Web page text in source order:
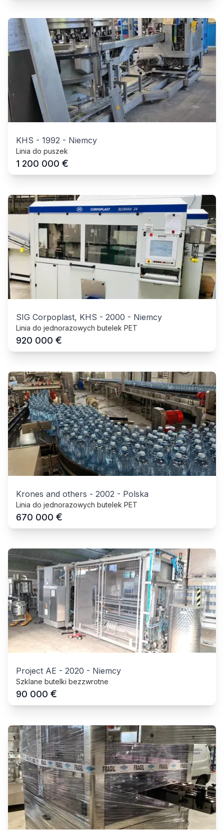
KHS - 1992 - Niemcy
Linia do puszek
1 200 000 €
SIG Corpoplast, KHS - 2000 - Niemcy
Linia do jednorazowych butelek PET
920 000 €
Krones and others - 2002 - Polska
Linia do jednorazowych butelek PET
670 000 €
Project AE - 2020 - Niemcy
Szklane butelki bezzwrotne
90 000 €